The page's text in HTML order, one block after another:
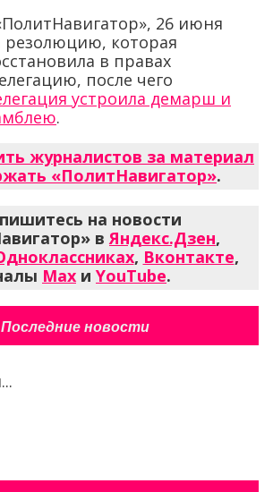
26 июня
резолюцию, которая
в правах
после чего
устроила демарш и
.
журналистов за материал
«ПолитНавигатор».
на новости
в Яндекс.Дзен,
, Вконтакте,
Max и YouTube.
Последние новости